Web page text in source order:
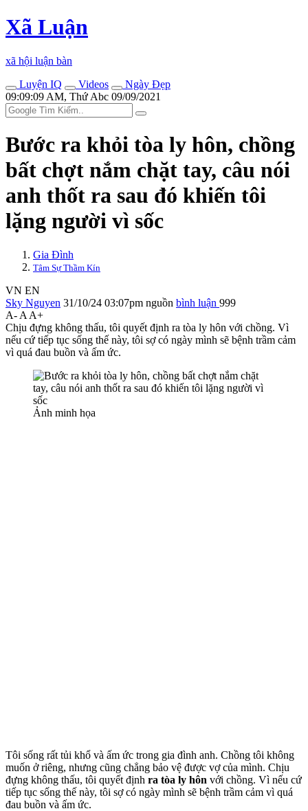
Xã Luận
xã hội luận bàn
Luyện IQ
Videos
Ngày Đẹp
09:09:09 AM, Thứ Abc 09/09/2021
Bước ra khỏi tòa ly hôn, chồng
bất chợt nắm chặt tay, câu nói
anh thốt ra sau đó khiến tôi
lặng người vì sốc
Gia Đình
Tâm Sự Thầm Kín
VN EN
Sky Nguyen 31/10/24 03:07pm nguồn bình luận 999
A- A A+
Chịu đựng không thấu, tôi quyết định ra tòa ly hôn với chồng. Vì
nếu cứ tiếp tục sống thế này, tôi sợ có ngày mình sẽ bệnh trầm cảm
vì quá đau buồn và ấm ức.
Ảnh minh họa
Tôi sống rất tủi khổ và ấm ức trong gia đình anh. Chồng tôi không
muốn ở riêng, nhưng cũng chẳng bảo vệ được vợ của mình. Chịu
đựng không thấu, tôi quyết định ra tòa ly hôn với chồng. Vì nếu cứ
tiếp tục sống thế này, tôi sợ có ngày mình sẽ bệnh trầm cảm vì quá
đau buồn và ấm ức.